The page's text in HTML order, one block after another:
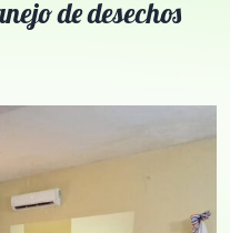
de desechos